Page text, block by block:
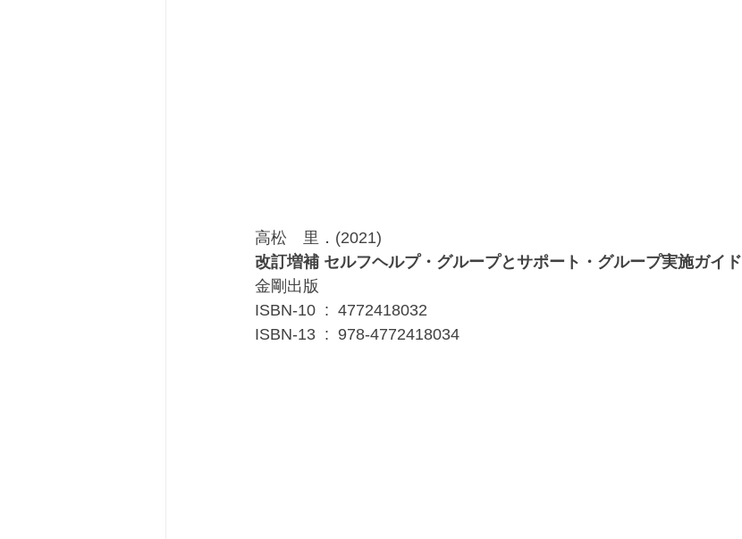
高松　里．(2021)
改訂増補 セルフヘルプ・グループとサポート・グループ実施ガイド
金剛出版
ISBN-10 ‏ : ‎ 4772418032
ISBN-13 ‏ : ‎ 978-4772418034